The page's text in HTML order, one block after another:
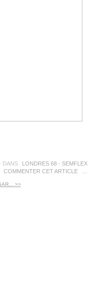
DANS
LONDRES 68 - SEMFLEX
COMMENTER CET ARTICLE
>>